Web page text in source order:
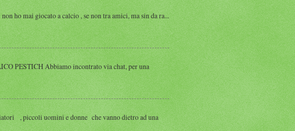
ho mai giocato a calcio , se non tra amici, ma sin da ra...
PESTICH Abbiamo incontrato via chat, per una
, piccoli uomini e donne che vanno dietro ad una